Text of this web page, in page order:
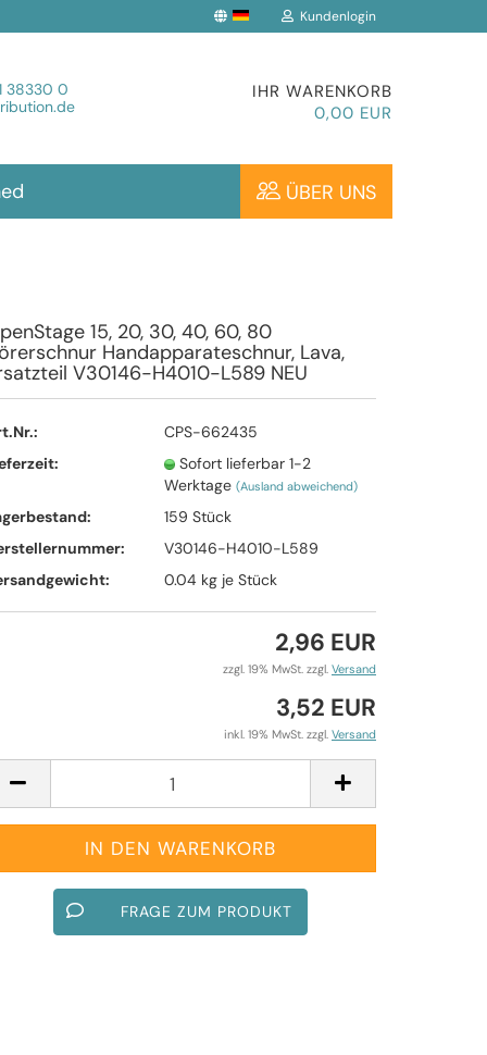
Kundenlogin
Konto erstellen
Passwort vergessen?
38330 0
IHR WARENKORB
0,00 EUR
ÜBER UNS
15, 20, 30, 40, 60, 80
Handapparateschnur, Lava,
V30146-H4010-L589 NEU
CPS-662435
Sofort lieferbar 1-2
Werktage (Ausland abweichend)
159 Stück
V30146-H4010-L589
0.04 kg je Stück
2,96 EUR
zzgl. 19% MwSt. zzgl. Versand
3,52 EUR
inkl. 19% MwSt. zzgl. Versand
FRAGE ZUM PRODUKT